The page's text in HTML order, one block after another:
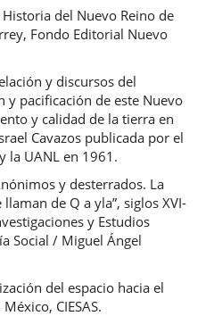
del Nuevo Reino de
Fondo Editorial Nuevo
y discursos del
pacificación de este Nuevo
y calidad de la tierra en
Cavazos publicada por el
la UANL en 1961.
y desterrados. La
de Q a yla”, siglos XVI-
y Estudios
Social / Miguel Ángel
del espacio hacia el
CIESAS.